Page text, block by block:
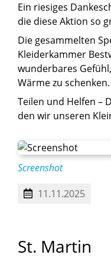
Screenshot
Ein riesiges
die diese Aktion so
Die gesammelten
Kleiderkammer
wunderbares
Wärme zu schenken.
Teilen und Helfen –
den wir unseren
11.11.2025
St. Martin